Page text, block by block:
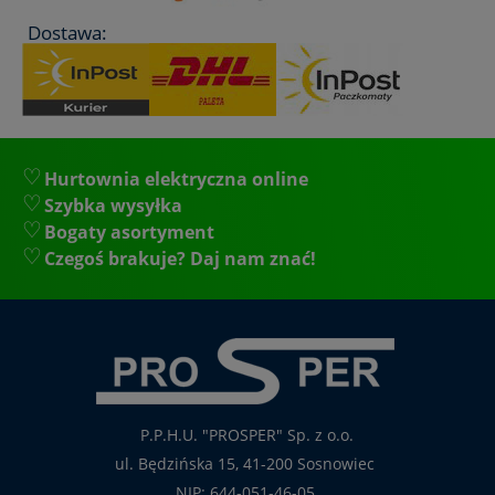
Dostawa:
Hurtownia elektryczna online
Szybka wysyłka
Bogaty asortyment
Czegoś brakuje? Daj nam znać!
P.P.H.U. "PROSPER" Sp. z o.o.
ul. Będzińska 15, 41-200 Sosnowiec